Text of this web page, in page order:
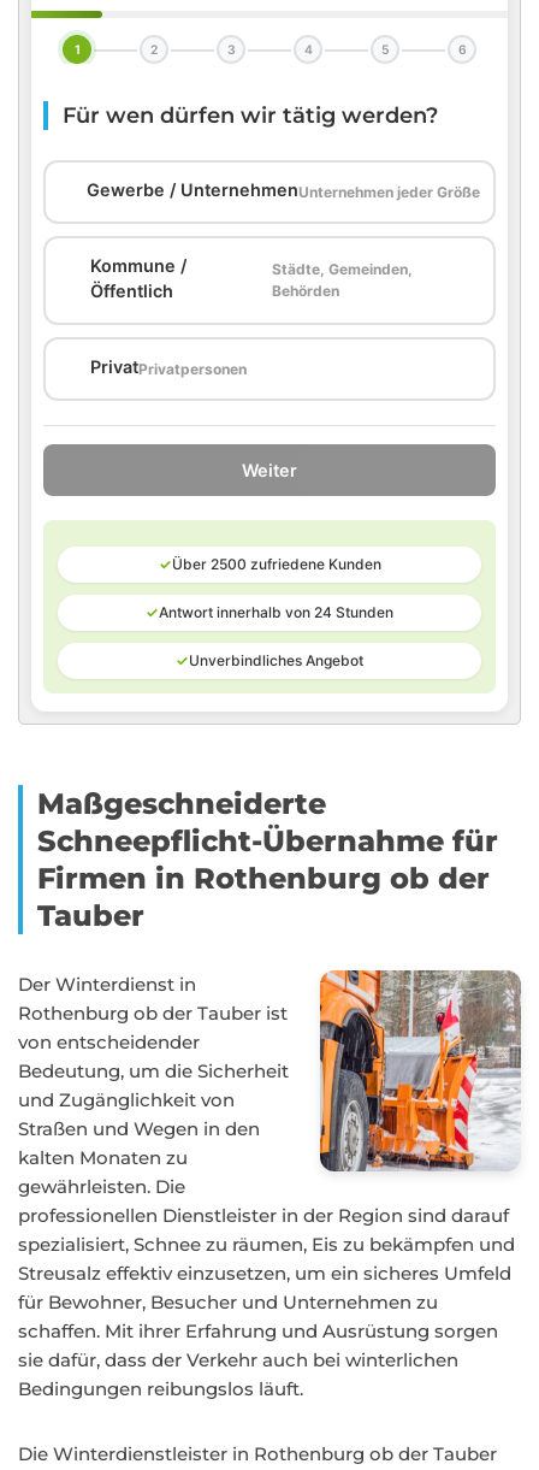
1 2 3 4 5 6
Für wen dürfen wir tätig werden?
Gewerbe / UnternehmenUnternehmen jeder Größe
Kommune /
Öffentlich
Städte, Gemeinden,
Behörden
PrivatPrivatpersonen
Weiter
✓Über 2500 zufriedene Kunden
✓Antwort innerhalb von 24 Stunden
✓Unverbindliches Angebot
Maßgeschneiderte
Schneepflicht-Übernahme für
Firmen in Rothenburg ob der
Tauber
Der Winterdienst in
Rothenburg ob der Tauber ist
von entscheidender
Bedeutung, um die Sicherheit
und Zugänglichkeit von
Straßen und Wegen in den
kalten Monaten zu
gewährleisten. Die
professionellen Dienstleister in der Region sind darauf
spezialisiert, Schnee zu räumen, Eis zu bekämpfen und
Streusalz effektiv einzusetzen, um ein sicheres Umfeld
für Bewohner, Besucher und Unternehmen zu
schaffen. Mit ihrer Erfahrung und Ausrüstung sorgen
sie dafür, dass der Verkehr auch bei winterlichen
Bedingungen reibungslos läuft.
Die Winterdienstleister in Rothenburg ob der Tauber